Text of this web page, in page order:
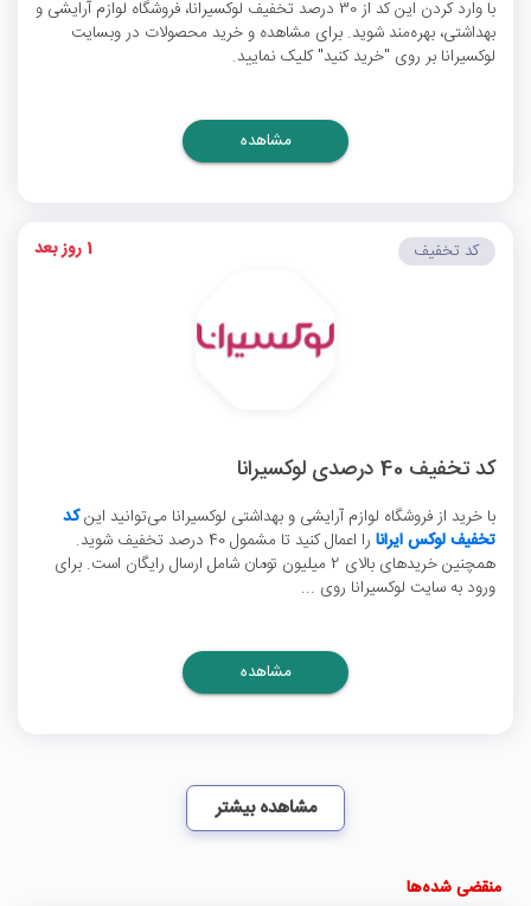
با وارد کردن این کد از 30 درصد تخفیف لوکسیرانا، فروشگاه لوازم آرایشی و
بهداشتی، بهره‌مند شوید. برای مشاهده و خرید محصولات در وبسایت
لوکسیرانا بر روی "خرید کنید" کلیک نمایید.
مشاهده
کد تخفیف 40 درصدی لوکسیرانا
با خرید از فروشگاه لوازم آرایشی و بهداشتی لوکسیرانا می‌توانید اینکد
تخفیف لوکس ایرانا
را اعمال کنید تا مشمول 40 درصد تخفیف شوید.
همچنین خریدهای بالای 2 میلیون تومان شامل ارسال رایگان است. برای
ورود به سایت لوکسیرانا روی ...
کد تخفیف 1 روز بعد
مشاهده
مشاهده بیشتر
منقضی شده‌ها